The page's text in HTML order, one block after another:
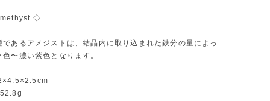
◇
であるアメジストは、結晶内に取り込まれた鉄分の量によっ
〜濃い紫色となります。